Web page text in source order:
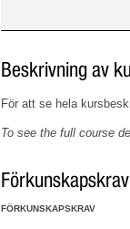
Beskrivning av
För att se hela
To see the full course
FÖRKUNSKAPSKRAV